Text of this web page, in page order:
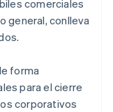
comerciales
general, conlleva
forma
para el cierre
corporativos